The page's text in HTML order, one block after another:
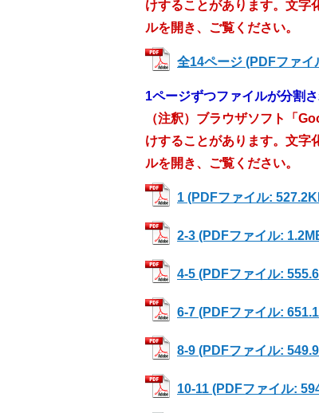
けすることがあります。文字
ルを開き、ご覧ください。
全14ページ (PDFファイ
1ページずつファイルが分割
（注釈）ブラウザソフト「
けすることがあります。文字
ルを開き、ご覧ください。
1 (PDFファイル:
2-3 (PDFファイル:
4-5 (PDFファイル:
6-7 (PDFファイル:
8-9 (PDFファイル:
10-11 (PDFファイル: